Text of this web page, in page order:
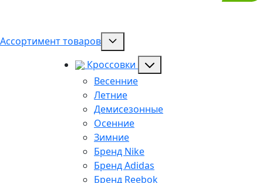
Ассортимент товаров
Кроссовки
Весенние
Летние
Демисезонные
Осенние
Зимние
Бренд Nike
Бренд Adidas
Бренд Reebok